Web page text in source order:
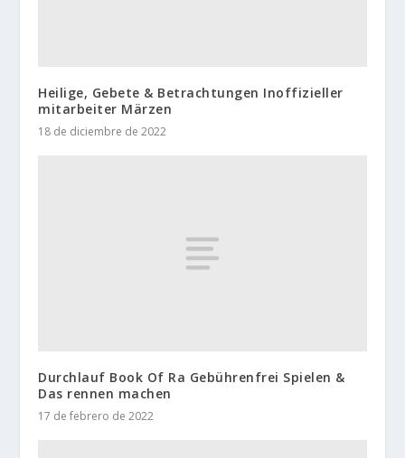
Heilige, Gebete & Betrachtungen Inoffizieller
mitarbeiter Märzen
18 de diciembre de 2022
Durchlauf Book Of Ra Gebührenfrei Spielen &
Das rennen machen
17 de febrero de 2022